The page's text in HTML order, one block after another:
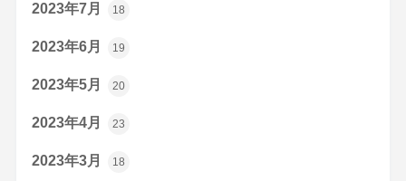
2023年7月 18
2023年6月 19
2023年5月 20
2023年4月 23
2023年3月 18